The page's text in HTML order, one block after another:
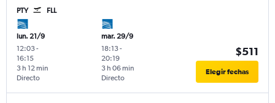
PTY FLL
lun. 21/9
12:03-
16:15
Directo
3 h 12 min
mar. 29/9
18:13-
20:19
Directo
3 h 06 min
$511
Elegir fechas